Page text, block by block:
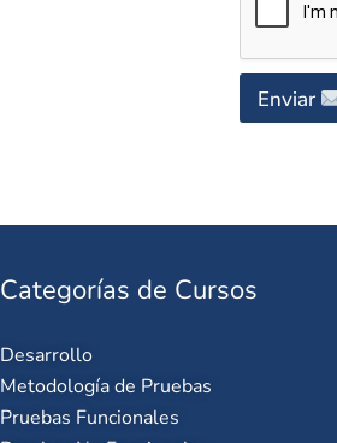
Enviar
Categorías de Cursos
Desarrollo
Metodología de Pruebas
Pruebas Funcionales